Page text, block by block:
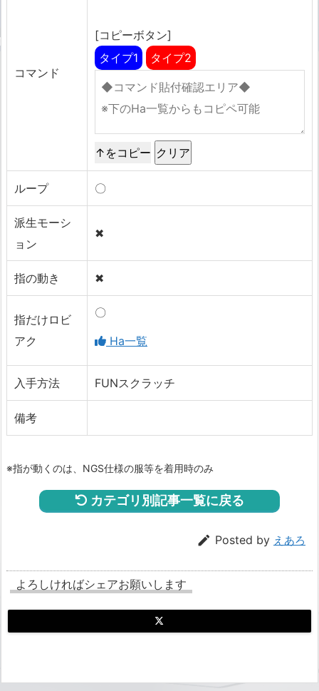
コマンド
[コピーボタン]
タイプ1
タイプ2
↑をコピー
ループ 〇
派生モーシ
ョン
✖
指の動き ✖
指だけロビ
アク
〇
Ha一覧
入手方法 FUNスクラッチ
備考
※指が動くのは、NGS仕様の服等を着用時のみ
カテゴリ別記事一覧に戻る
 Posted by えあろ
よろしければシェアお願いします